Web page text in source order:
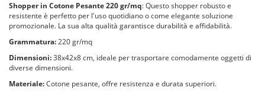
Shopper in Cotone Pesante 220 gr/mq: Questo shopper robusto e
resistente è perfetto per l'uso quotidiano o come elegante soluzione
promozionale. La sua alta qualità garantisce durabilità e affidabilità.
Grammatura:220 gr/mq
Dimensioni:38x42x8 cm, ideale per trasportare comodamente oggetti di
diverse dimensioni.
Materiale:Cotone pesante, offre resistenza e durata superiori.